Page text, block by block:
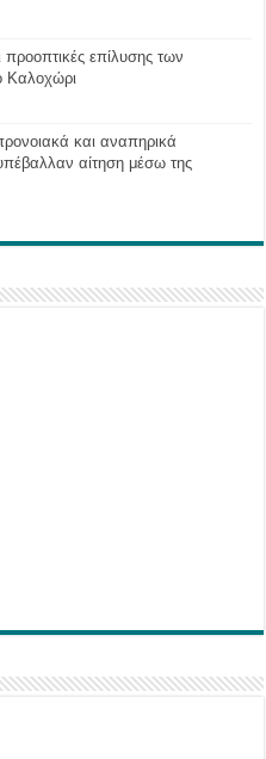
προοπτικές επίλυσης των
Καλοχώρι
και αναπηρικά
αίτηση μέσω της